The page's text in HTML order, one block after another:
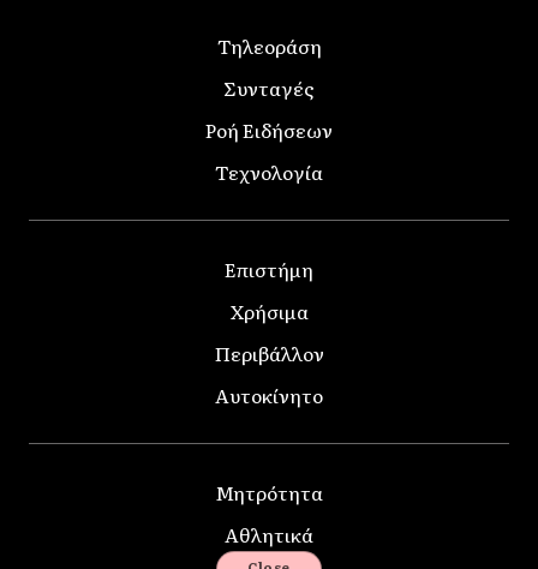
Τηλεοράση
Συνταγές
Ροή Ειδήσεων
Τεχνολογία
Επιστήμη
Χρήσιμα
Περιβάλλον
Αυτοκίνητο
Μητρότητα
Αθλητικά